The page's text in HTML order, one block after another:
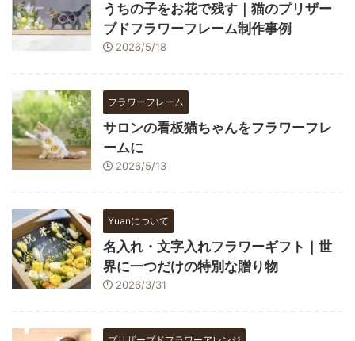
うちの子をお花で残す｜猫のプリザー
ブドフラワーフレーム制作事例
2026/5/18
フラワーフレーム
サロンの看板猫ちゃんをフラワーフレ
ームに
2026/5/13
Yuanについて
名入れ・文字入れフラワーギフト｜世
界に一つだけの特別な贈り物
2026/3/31